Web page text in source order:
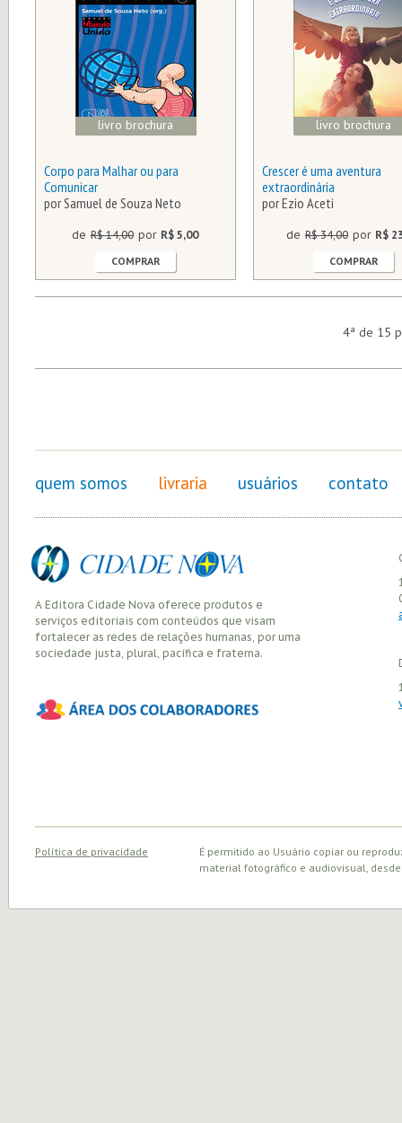
livro brochura
Corpo para Malhar ou para
Comunicar
por Samuel de Souza Neto
de R$ 14,00 por R$ 5,00
COMPRAR
livro brochura
Crescer é uma aventura
extraordinária
por Ezio Aceti
de R$ 34,00 por R$
COMPRAR
4ª de 15
quem somos livraria usuários contato
A Editora Cidade Nova oferece produtos e
serviços editoriais com conteúdos que visam
fortalecer as redes de relações humanas, por uma
sociedade justa, plural, pacífica e fraterna.
Política de privacidade
É permitido ao Usuário copiar ou
material fotográfico e audiovisual,